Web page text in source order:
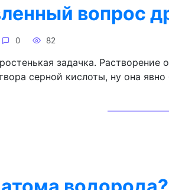
вопрос
0 82
задачка. Растворение
серной кислоты, ну она явно